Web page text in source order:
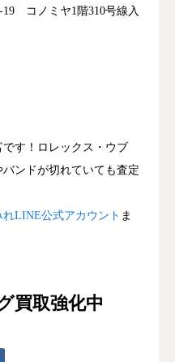
19 コノミヤ1階310号線入
す！ロレックス・ウブ
ンドが切れていても査定
れLINE公式アカウント ま
買取強化中